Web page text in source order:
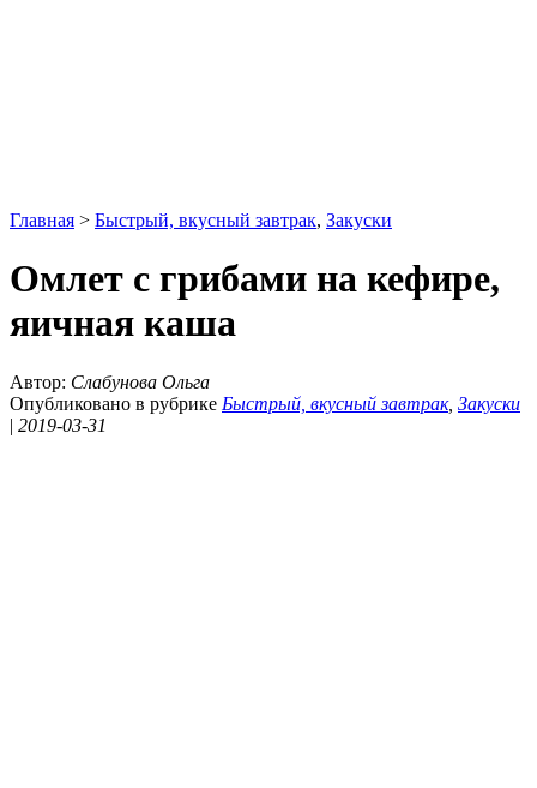
Главная > Быстрый, вкусный завтрак, Закуски
Омлет с грибами на кефире,
яичная каша
Автор: Слабунова Ольга
Опубликовано в рубрике Быстрый, вкусный завтрак, Закуски
| 2019-03-31